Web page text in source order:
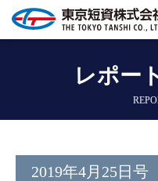
レポー
2019年4月25日号